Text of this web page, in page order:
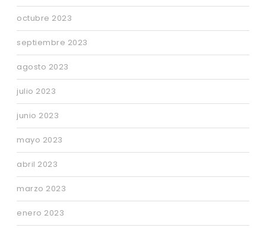
octubre 2023
septiembre 2023
agosto 2023
julio 2023
junio 2023
mayo 2023
abril 2023
marzo 2023
enero 2023